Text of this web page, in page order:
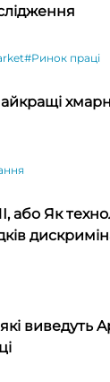
#Ринок праці
Як
виведуть